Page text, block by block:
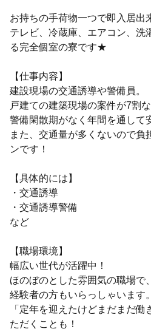
お持ちの手荷物一つで即入居出
テレビ、冷蔵庫、エアコン、洗
る完全個室の寮です★
【仕事内容】
建設現場の交通誘導や警備員。
戸建ての建築現場の案件が7割な
警備閑散期がなく年間を通して
また、交通量が多くないので負
ンです！
【具体的には】
・交通誘導
・交通誘導警備
など
【職場環境】
幅広い世代が活躍中！
ほのぼのとした雰囲気の職場で
経験者の方もいらっしゃいます。
「定年を迎えたけどまだまだ
ただくことも！